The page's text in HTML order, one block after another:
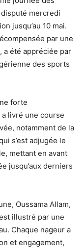
disputé mercredi
jusqu’au 10 mai.
par une
a été appréciée par
des sports
forte
livré une course
notamment de la
s’est adjugée le
mettant en avant
jusqu’aux derniers
Oussama Allam,
illustré par une
Chaque nageur a
et engagement,